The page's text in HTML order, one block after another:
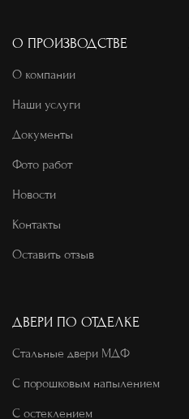
О ПРОИЗВОДСТВЕ
О компании
Наши услуги
Документы
Фото работ
Новости
Контакты
Оставить отзыв
ДВЕРИ ПО ОТДЕЛКЕ
Стальные двери МДФ
С порошковым напылением
С остеклением